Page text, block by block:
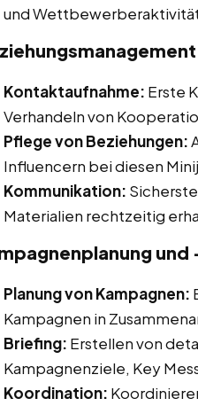
und
Kontaktaufnahme: Erste
Verhandeln von
Pflege von Beziehungen:
Influencern bei diesen
Kommunikation:
Materialien rechtzeitig
Planung von Kampagnen:
Kampagnen in
Briefing: Erstellen von
Kampagnenziele, Key
Koordination: